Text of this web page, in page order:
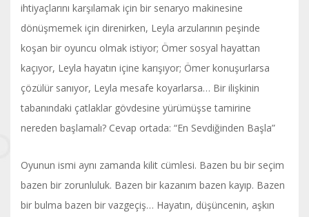
ihtiyaçlarını karşılamak için bir senaryo makinesine
dönüşmemek için direnirken, Leyla arzularının peşinde
koşan bir oyuncu olmak istiyor; Ömer sosyal hayattan
kaçıyor, Leyla hayatın içine karışıyor; Ömer konuşurlarsa
çözülür sanıyor, Leyla mesafe koyarlarsa… Bir ilişkinin
tabanındaki çatlaklar gövdesine yürümüşse tamirine
nereden başlamalı? Cevap ortada: “En Sevdiğinden Başla”
Oyunun ismi aynı zamanda kilit cümlesi. Bazen bu bir seçim
bazen bir zorunluluk. Bazen bir kazanım bazen kayıp. Bazen
bir bulma bazen bir vazgeçiş… Hayatın, düşüncenin, aşkın